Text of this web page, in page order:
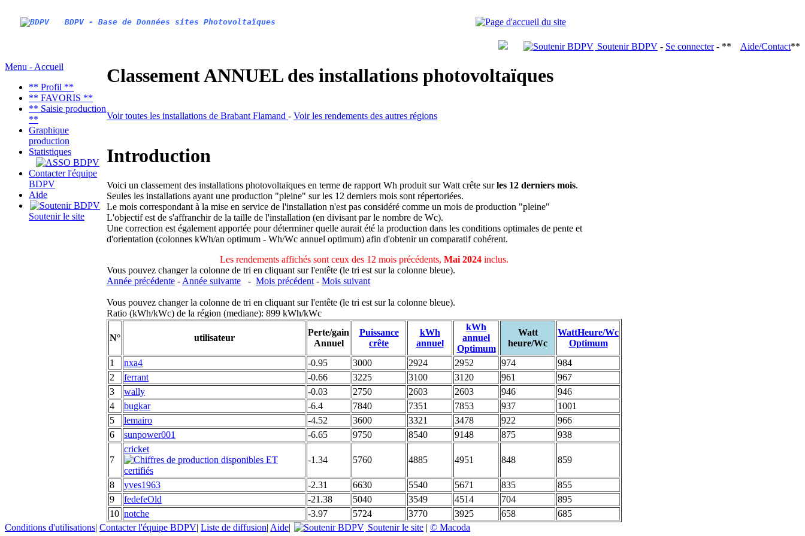
BDPV - Base de Données sites Photovoltaïques
Soutenir BDPV - Se connecter- ** Aide/Contact**
Menu - Accueil
** Profil **
** FAVORIS **
** Saisie production
**
Graphique
production
Statistiques
Contacter l'équipe
BDPV
Aide
Soutenir le site
Classement ANNUEL des installations photovoltaïques
Voir toutes les installations de Brabant Flamand - Voir les rendements des autres régions
Introduction
Voici un classement des installations photovoltaïques en terme de rapport Wh produit sur Watt crête surles 12 derniers mois.
Seules les installations ayant une production "pleine" sur les 12 derniers mois sont répertoriées.
Le mois correspondant à la mise en service de l'installation n'est pas considéré comme un mois de production "pleine"
L'objectif est de s'affranchir de la taille de l'installation (en divisant par le nombre de Wc).
Une correction est également apportée pour déterminer quelle aurait été la production dans les conditions optimales de pente et
d'orientation (colonnes kWh/an optimum - Wh/Wc annuel optimum) afin d'obtenir un comparatif cohérent.
Les rendements affichés sont ceux des 12 mois précédents, Mai 2024 inclus.
Vous pouvez changer la colonne de tri en cliquant sur l'entête (le tri est sur la colonne bleue).
Année précédente - Année suivante - Mois précédent - Mois suivant
Vous pouvez changer la colonne de tri en cliquant sur l'entête (le tri est sur la colonne bleue).
Ratio (kWh/kWc) de la région (mediane): 899 kWh/kWc
N° utilisateur
Perte/gain
Annuel
Puissance
crête
kWh
annuel
kWh
annuel
Optimum
Watt
heure/Wc
WattHeure/Wc
Optimum
1
nxa4 -0.95 3000 2924 2952 974
984
2
ferrant -0.66 3225 3100 3120 961
967
3
wally -0.03 2750 2603 2603 946
946
4
bugkar -6.4 7840 7351 7853 937
1001
5
lemairo -4.52 3600 3321 3478 922
966
6
sunpower001 -6.65 9750 8540 9148 875 938
7
cricket
-1.34
5760 4885 4951 848 859
8 yves1963 -2.31 6630 5540 5671 835
855
9
fedefeOld -21.38 5040 3549 4514 704
895
10 notche -3.97 5724 3770 3925 658
685
Conditions d'utilisations| Contacter l'équipe BDPV| Liste de diffusion| Aide| Soutenir le site | © Macoda